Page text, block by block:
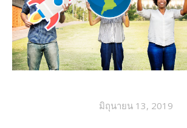
มิถุนายน 13, 2019